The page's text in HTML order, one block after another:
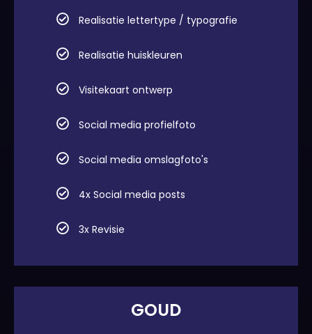
Realisatie lettertype / typografie
Realisatie huiskleuren
Visitekaart ontwerp
Social media profielfoto
Social media omslagfoto's
4x Social media posts
3x Revisie
GOUD